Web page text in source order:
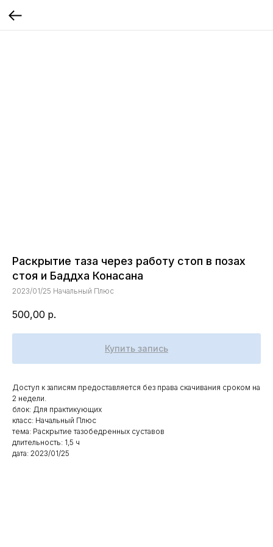
Раскрытие таза через работу стоп в позах
стоя и Баддха Конасана
2023/01/25 Начальный Плюс
500,00 р.
Купить запись
Доступ к записям предоставляется без права скачивания сроком на
2 недели.
блок: Для практикующих
класс: Начальный Плюс
тема: Раскрытие тазобедренных суставов
длительность: 1,5 ч
дата: 2023/01/25